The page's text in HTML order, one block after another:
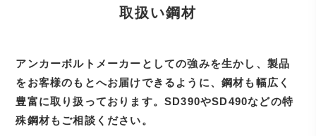
取扱い鋼材
アンカーボルトメーカーとしての強みを生かし、製品
をお客様のもとへお届けできるように、鋼材も幅広く
豊富に取り扱っております。SD390やSD490などの特
殊鋼材もご相談ください。